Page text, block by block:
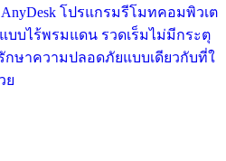
โปรแกรมรีโมทคอมพิวเต
บบไร้พรมแดน รวดเร็มไม่มีกระตุ
ษาความปลอดภัยแบบเดียวกับที่ใ
ย